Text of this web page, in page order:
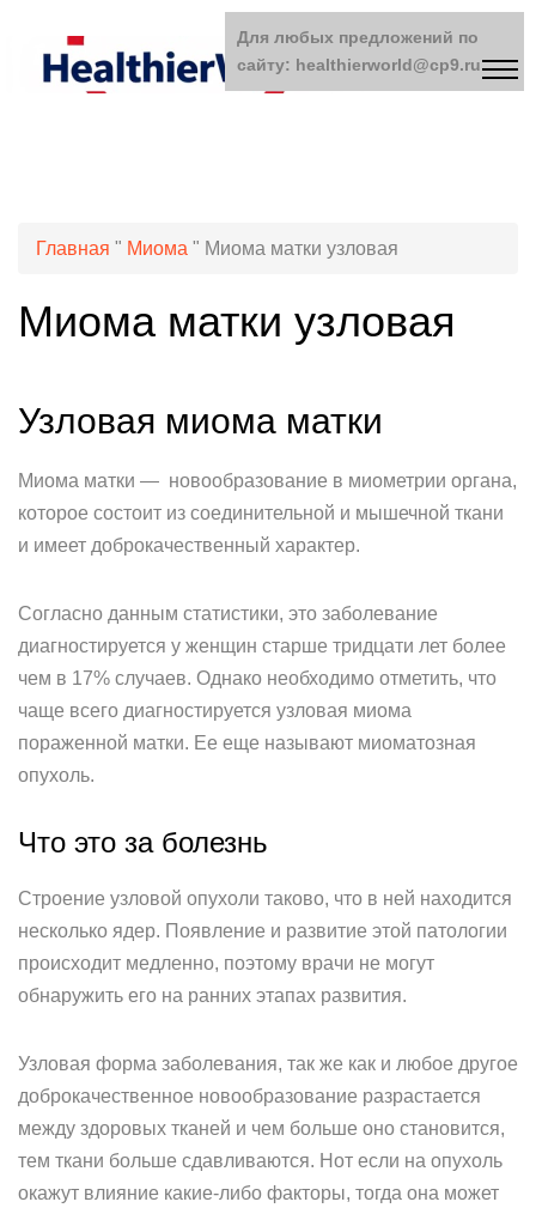
Главная " Миома " Миома матки узловая
Миома матки узловая
Узловая миома матки
Миома матки — новообразование в миометрии органа,
которое состоит из соединительной и мышечной ткани
и имеет доброкачественный характер.
Согласно данным статистики, это заболевание
диагностируется у женщин старше тридцати лет более
чем в 17% случаев. Однако необходимо отметить, что
чаще всего диагностируется узловая миома
пораженной матки. Ее еще называют миоматозная
опухоль.
Что это за болезнь
Строение узловой опухоли таково, что в ней находится
несколько ядер. Появление и развитие этой патологии
происходит медленно, поэтому врачи не могут
обнаружить его на ранних этапах развития.
Узловая форма заболевания, так же как и любое другое
доброкачественное новообразование разрастается
между здоровых тканей и чем больше оно становится,
тем ткани больше сдавливаются. Нот если на опухоль
окажут влияние какие-либо факторы, тогда она может
Для любых предложений по
сайту: healthierworld@cp9.ru